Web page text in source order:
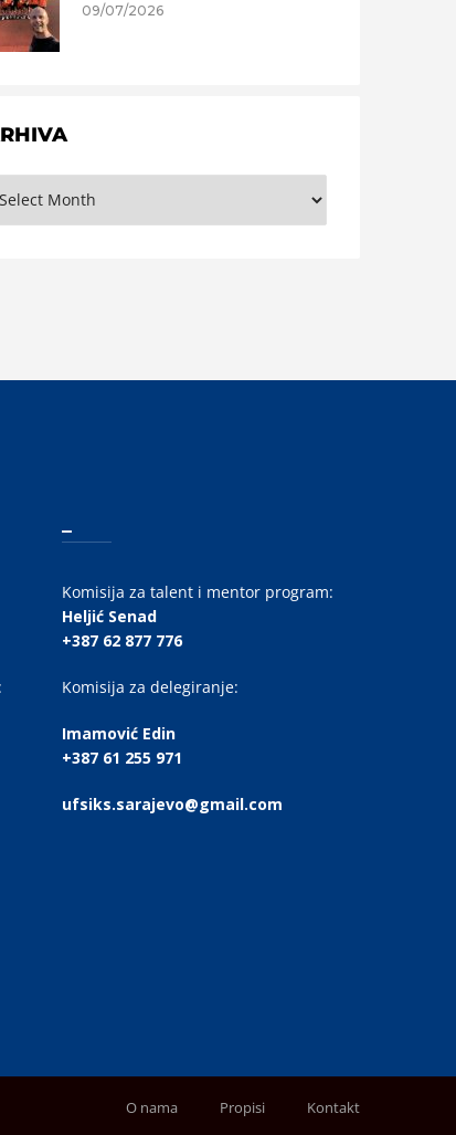
09/07/2026
Komisija za talent i mentor program:
Heljić Senad
+387 62 877 776
Komisija za delegiranje:
Imamović Edin
+387 61 255 971
ufsiks.sarajevo@gmail.com
O nama Propisi Kontakt